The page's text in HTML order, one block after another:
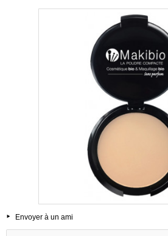
Envoyer à un ami